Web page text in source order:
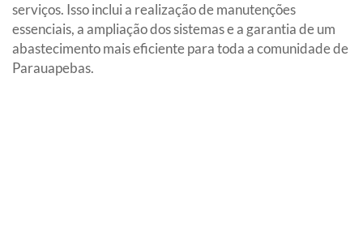
serviços. Isso inclui a realização de manutenções
essenciais, a ampliação dos sistemas e a garantia de um
abastecimento mais eficiente para toda a comunidade de
Parauapebas.